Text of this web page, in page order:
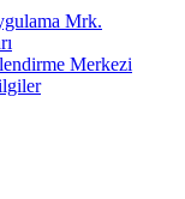
Mrk.
Merkezi